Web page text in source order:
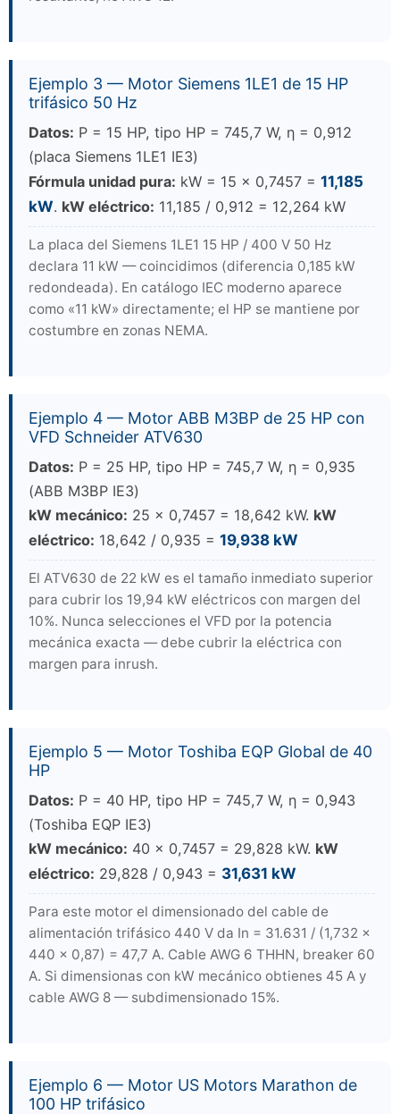
Ejemplo 3 — Motor Siemens 1LE1 de 15 HP
trifásico 50 Hz
Datos: P = 15 HP, tipo HP = 745,7 W, η = 0,912
(placa Siemens 1LE1 IE3)
Fórmula unidad pura: kW = 15 × 0,7457 = 11,185
kW. kW eléctrico: 11,185 / 0,912 = 12,264 kW
La placa del Siemens 1LE1 15 HP / 400 V 50 Hz
declara 11 kW — coincidimos (diferencia 0,185 kW
redondeada). En catálogo IEC moderno aparece
como «11 kW» directamente; el HP se mantiene por
costumbre en zonas NEMA.
Ejemplo 4 — Motor ABB M3BP de 25 HP con
VFD Schneider ATV630
Datos: P = 25 HP, tipo HP = 745,7 W, η = 0,935
(ABB M3BP IE3)
kW mecánico: 25 × 0,7457 = 18,642 kW. kW
eléctrico: 18,642 / 0,935 = 19,938 kW
El ATV630 de 22 kW es el tamaño inmediato superior
para cubrir los 19,94 kW eléctricos con margen del
10%. Nunca selecciones el VFD por la potencia
mecánica exacta — debe cubrir la eléctrica con
margen para inrush.
Ejemplo 5 — Motor Toshiba EQP Global de 40
HP
Datos: P = 40 HP, tipo HP = 745,7 W, η = 0,943
(Toshiba EQP IE3)
kW mecánico: 40 × 0,7457 = 29,828 kW. kW
eléctrico: 29,828 / 0,943 = 31,631 kW
Para este motor el dimensionado del cable de
alimentación trifásico 440 V da In = 31.631 / (1,732 ×
440 × 0,87) = 47,7 A. Cable AWG 6 THHN, breaker 60
A. Si dimensionas con kW mecánico obtienes 45 A y
cable AWG 8 — subdimensionado 15%.
Ejemplo 6 — Motor US Motors Marathon de
100 HP trifásico